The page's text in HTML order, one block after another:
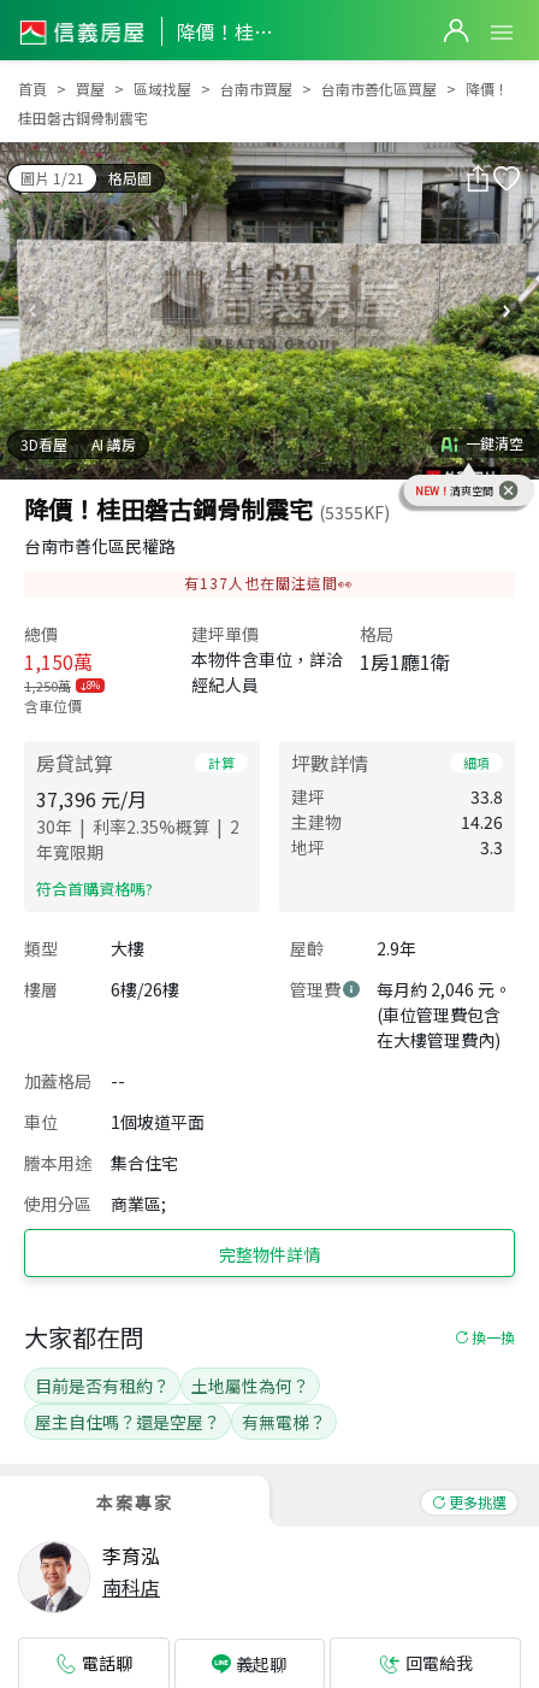
降價！桂田磐古鋼骨制震宅
降價！桂田磐古鋼骨制震宅
首頁 買屋 區域找屋 台南市買屋 台南市善化區買屋
降價！
桂田磐古鋼骨制震宅
圖片 1/21 格局圖
3D看屋 AI 講房 一鍵清空
NEW！ 清爽空間
降價！桂田磐古鋼骨制震宅 (5355KF)
台南市善化區民權路
有137人也在關注這間👀
總價
1,150萬
1,250萬 8%
含車位價
建坪單價
本物件含車位，詳洽
經紀人員
格局
1房1廳1衛
房貸試算 計算
37,396 元/月
30年 | 利率2.35%概算 | 2
年寬限期
​符合首購資格嗎?
坪數詳情 細項
建坪
33.8
主建物
14.26
地坪
3.3
類型 大樓 屋齡
2.9年
樓層
6樓/26樓 管理費
每月約 2,046 元。
(車位管理費包含
在大樓管理費內)
加蓋格局
--
車位
1個坡道平面
謄本用途
集合住宅
使用分區
商業區;
完整物件詳情
本案專家 更多挑選
李育泓
南科店
電話聊 義起聊 回電給我
大家都在問 換一換
目前是否有租約？
土地屬性為何？
屋主自住嗎？還是空屋？
有無電梯？